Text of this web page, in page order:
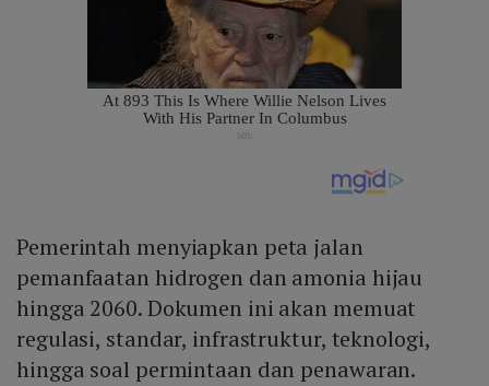
Pemerintah menyiapkan peta jalan
pemanfaatan hidrogen dan amonia hijau
hingga 2060. Dokumen ini akan memuat
regulasi, standar, infrastruktur, teknologi,
hingga soal permintaan dan penawaran.